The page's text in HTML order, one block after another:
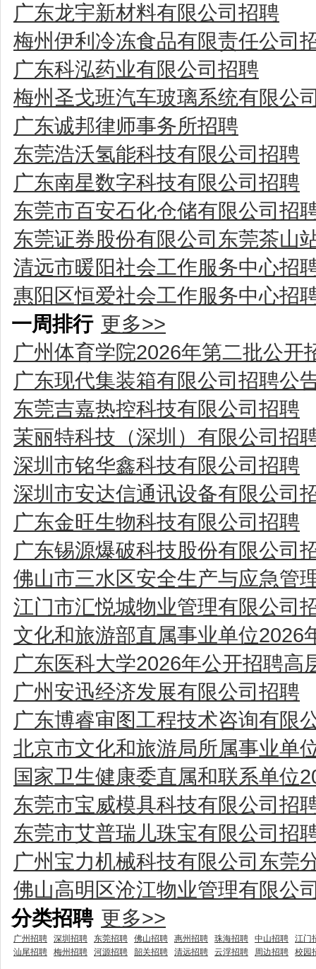
广东龙宇新材料有限公司招聘
梅州伊利冷冻食品有限责任公司
广东科泓药业有限公司招聘
梅州圣戈班汽车玻璃系统有限公
广东诚邦律师事务所招聘
东莞浩沃氢能科技有限公司招聘
广东南星数字科技有限公司招聘
东莞市百安石化仓储有限公司招
东莞证券股份有限公司东莞茶山
清远市暖阳社会工作服务中心招
惠阳区恒爱社会工作服务中心招
一周排行 更多>>
广州体育学院2026年第二批公开
广东现代集装箱有限公司招聘公
东莞吉嘉热控科技有限公司招聘
茉丽特科技（深圳）有限公司招
深圳市铭华鑫科技有限公司招聘
深圳市安达信通讯设备有限公司
广东金旺生物科技有限公司招聘
广东锡源爆破科技股份有限公司
佛山市三水区安全生产与应急管
江门市汇悦城物业管理有限公司
文化和旅游部直属事业单位2026
广东医科大学2026年公开招聘高
广州安迅经济发展有限公司招聘
广东博睿审图工程技术咨询有限
北京市文化和旅游局所属事业单
国家卫生健康委直属和联系单位
东莞市宝威模具科技有限公司招
东莞市艾普瑞儿珠宝有限公司招
广州宝力机械科技有限公司东莞
佛山高明区沧江物业管理有限公
分类招聘 更多>>
广州招聘 深圳招聘 东莞招聘 佛山招聘 惠州招聘 珠海招聘 中山招聘
江门
汕尾招聘
梅州招聘 河源招聘 韶关招聘 清远招聘 云浮招聘 周边招聘 校园